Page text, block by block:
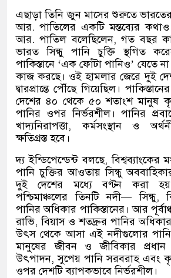
এছাড়া তিনি জুন মাসের শুরুতে ভারতের
আর.পাতিলের একটি মন্তব্যের
আর.পাতিল বলেছিলেন,গত বছর
ভারত সিন্ধু পানি চুক্তি স্থগিত
পাকিস্তানে ‘এক ফোঁটা পানিও’ যেতে
কাজ করছে। ওই হামলার জেরে দুই দেশ
দ্বারপ্রান্তে পৌঁছে গিয়েছিল।
দেশের ৪০ থেকে ৫০ শতাংশ মানুষ
পানির ওপর নির্ভরশীল। পানির
খাদ্যনিরাপত্তা,কর্মসংস্থান ও
ক্ষতিগ্রস্ত হবে।
দ্য ইন্ডিপেন্ডেন্ট বলছে,বিশ্বব্যাংকের
পানি চুক্তির আওতায় সিন্ধু
দুই দেশের মধ্যে বণ্টন করা
পশ্চিমাঞ্চলের তিনটি নদী—সিন্ধু,
পানির অধিকার পাকিস্তানের। আর
রাভি,বিয়াস ও শতদ্রুর পানির
উৎস থেকে আসা এই নদীগুলোর পানি
মানুষের জীবন ও জীবিকার
উৎপাদন,সুপেয় পানি সরবরাহ এবং
ওপর দেশটি ব্যাপকভাবে নির্ভরশীল।